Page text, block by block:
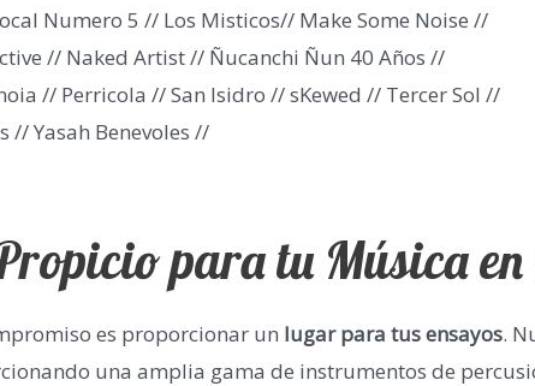
Numero 5 // Los Misticos// Make Some Noise //
// Naked Artist // Ñucanchi Ñun 40 Años //
// Perricola // San Isidro // sKewed // Tercer Sol //
// Yasah Benevoles //
para tu Música
es proporcionar un lugar para tus ensayos.
una amplia gama de instrumentos de